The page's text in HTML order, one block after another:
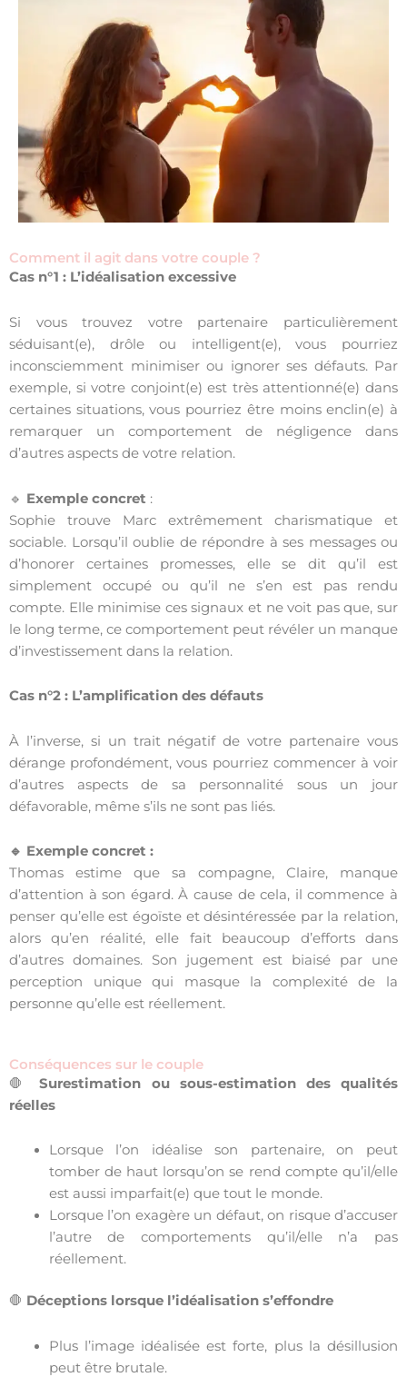
Comment il agit dans votre couple ?
Cas n°1 : L’idéalisation excessive
Si vous trouvez votre partenaire particulièrement
séduisant(e), drôle ou intelligent(e), vous pourriez
inconsciemment minimiser ou ignorer ses défauts. Par
exemple, si votre conjoint(e) est très attentionné(e) dans
certaines situations, vous pourriez être moins enclin(e) à
remarquer un comportement de négligence dans
d’autres aspects de votre relation.
🔹 Exemple concret :
Sophie trouve Marc extrêmement charismatique et
sociable. Lorsqu’il oublie de répondre à ses messages ou
d’honorer certaines promesses, elle se dit qu’il est
simplement occupé ou qu’il ne s’en est pas rendu
compte. Elle minimise ces signaux et ne voit pas que, sur
le long terme, ce comportement peut révéler un manque
d’investissement dans la relation.
Cas n°2 : L’amplification des défauts
À l’inverse, si un trait négatif de votre partenaire vous
dérange profondément, vous pourriez commencer à voir
d’autres aspects de sa personnalité sous un jour
défavorable, même s’ils ne sont pas liés.
🔹 Exemple concret :
Thomas estime que sa compagne, Claire, manque
d’attention à son égard. À cause de cela, il commence à
penser qu’elle est égoïste et désintéressée par la relation,
alors qu’en réalité, elle fait beaucoup d’efforts dans
d’autres domaines. Son jugement est biaisé par une
perception unique qui masque la complexité de la
personne qu’elle est réellement.
Conséquences sur le couple
🛑Surestimation ou sous-estimation des qualités
réelles
Lorsque l’on idéalise son partenaire, on peut
tomber de haut lorsqu’on se rend compte qu’il/elle
est aussi imparfait(e) que tout le monde.
Lorsque l’on exagère un défaut, on risque d’accuser
l’autre de comportements qu’il/elle n’a pas
réellement.
🛑 Déceptions lorsque l’idéalisation s’effondre
Plus l’image idéalisée est forte, plus la désillusion
peut être brutale.